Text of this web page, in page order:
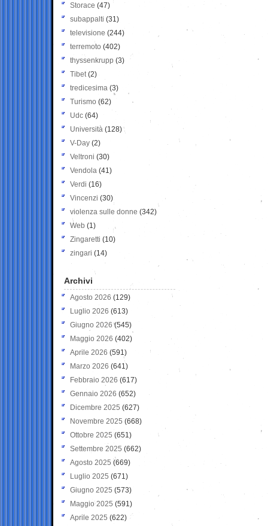
Storace (47)
subappalti (31)
televisione(244)
terremoto (402)
thyssenkrupp (3)
Tibet(2)
tredicesima (3)
Turismo (62)
Udc (64)
Università (128)
V-Day (2)
Veltroni (30)
Vendola (41)
Verdi (16)
Vincenzi (30)
violenza sulle donne (342)
Web (1)
Zingaretti (10)
zingari (14)
Archivi
Agosto 2026 (129)
Luglio 2026 (613)
Giugno 2026 (545)
Maggio 2026 (402)
Aprile 2026 (591)
Marzo 2026 (641)
Febbraio 2026 (617)
Gennaio 2026 (652)
Dicembre 2025 (627)
Novembre 2025 (668)
Ottobre 2025 (651)
Settembre 2025 (662)
Agosto 2025 (669)
Luglio 2025 (671)
Giugno 2025 (573)
Maggio 2025 (591)
Aprile 2025 (622)